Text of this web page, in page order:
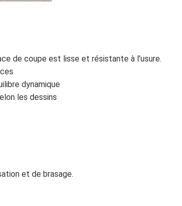
de coupe est lisse et résistante à l'usure.
dynamique
les dessins
et de brasage.